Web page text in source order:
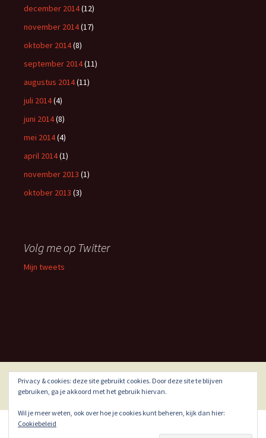
december 2014(12)
november 2014(17)
oktober 2014(8)
september 2014(11)
augustus 2014(11)
juli 2014(4)
juni 2014(8)
mei 2014(4)
april 2014(1)
november 2013 (1)
oktober 2013 (3)
Volg me op Twitter
Mijn tweets
Ondersteund door WordPress
Privacy & cookies: deze site gebruikt cookies. Door deze site te blijven
gebruiken, ga je akkoord met het gebruik hiervan.
Wil je meer weten, ook over hoe je cookies kunt beheren, kijk dan hier:
Cookiebeleid